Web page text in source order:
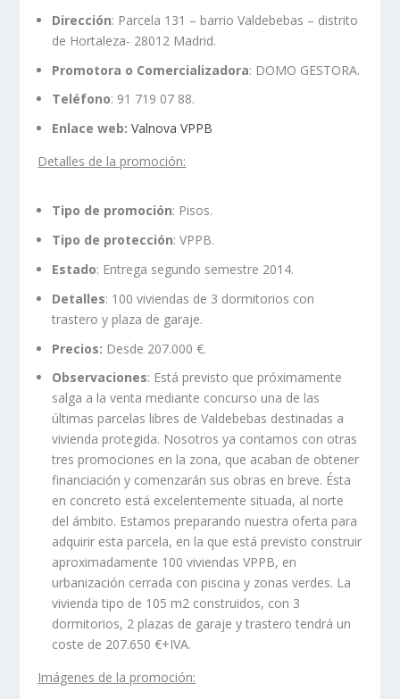
Dirección: Parcela 131 – barrio Valdebebas – distrito
de Hortaleza- 28012 Madrid.
Promotora o Comercializadora: DOMO GESTORA.
Teléfono: 91 719 07 88.
Enlace web:Valnova VPPB
Detalles de la promoción:
Tipo de promoción: Pisos.
Tipo de protección: VPPB.
Estado: Entrega segundo semestre 2014.
Detalles: 100 viviendas de 3 dormitorios con
trastero y plaza de garaje.
Precios: Desde 207.000 €.
Observaciones: Está previsto que próximamente
salga a la venta mediante concurso una de las
últimas parcelas libres de Valdebebas destinadas a
vivienda protegida. Nosotros ya contamos con otras
tres promociones en la zona, que acaban de obtener
financiación y comenzarán sus obras en breve. Ésta
en concreto está excelentemente situada, al norte
del ámbito. Estamos preparando nuestra oferta para
adquirir esta parcela, en la que está previsto construir
aproximadamente 100 viviendas VPPB, en
urbanización cerrada con piscina y zonas verdes. La
vivienda tipo de 105 m2 construidos, con 3
dormitorios, 2 plazas de garaje y trastero tendrá un
coste de 207.650 €+IVA.
Imágenes de la promoción: